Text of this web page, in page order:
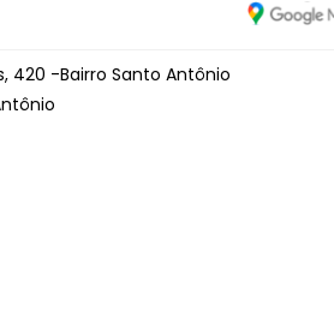
420 -Bairro Santo Antônio